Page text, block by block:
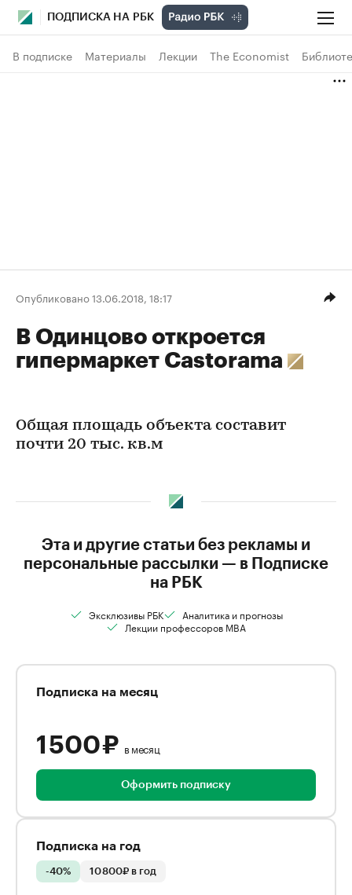
ПОДПИСКА НА РБК
В подписке Материалы Лекции The Economist
Опубликовано 13.06.2018, 18:17
В Одинцово откроется
гипермаркет Castorama
Общая площадь объекта составит
почти 20 тыс. кв.м
Эта и другие статьи без рекламы и
персональные рассылки — в Подписке
на РБК
Эксклюзивы РБК
Аналитика и прогнозы
Лекции профессоров MBA
Подписка на месяц
1 500 ₽ в месяц
Оформить подписку
Подписка на год
-40% 10 800₽ в год